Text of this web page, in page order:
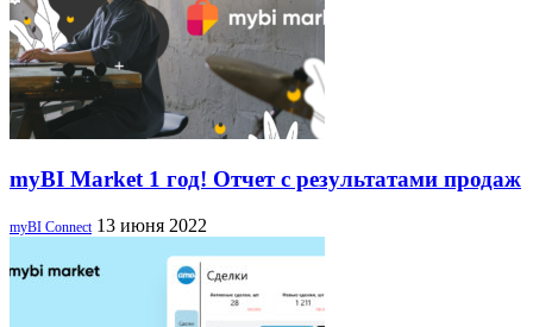
myBI Market 1 год! Отчет с результатами продаж
myBI Connect 13 июня 2022